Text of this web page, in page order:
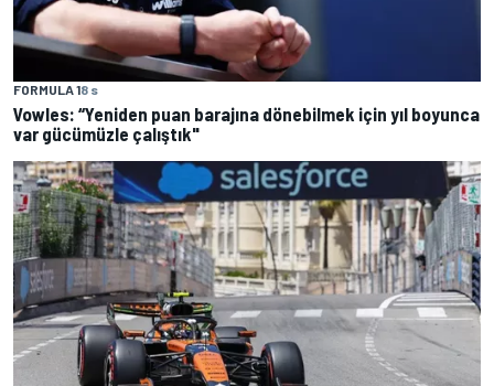
FORMULA 18 s
Vowles: “Yeniden puan barajına dönebilmek için yıl boyunca
var gücümüzle çalıştık"